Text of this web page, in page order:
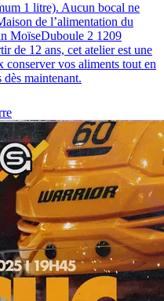
1 litre). Aucun bocal ne
de l’alimentation du
MoïseDuboule 2 1209
de 12 ans, cet atelier est une
conserver vos aliments tout en
maintenant.